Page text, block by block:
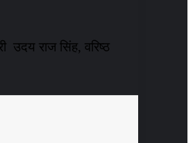
राज सिंह, वरिष्ठ